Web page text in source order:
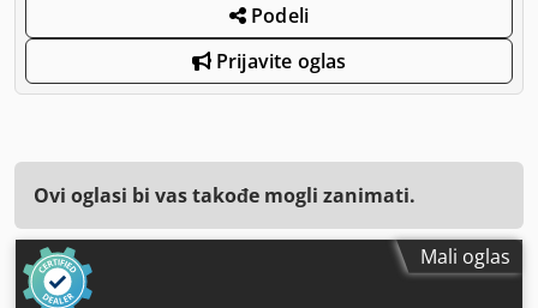
Podeli
Prijavite oglas
Ovi oglasi bi vas takođe mogli zanimati.
Mali oglas